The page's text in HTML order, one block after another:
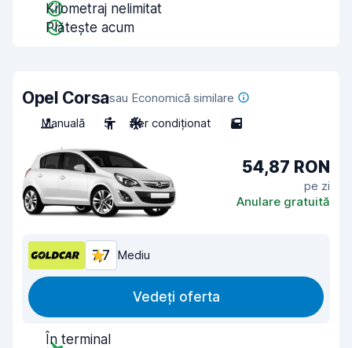
Kilometraj nelimitat
Plătește acum
Opel Corsasau Economică similare
Manuală
5 Aer condiționat 5
54,87 RON
pe zi
Anulare gratuită
7,7 Mediu
Vedeți oferta
În terminal